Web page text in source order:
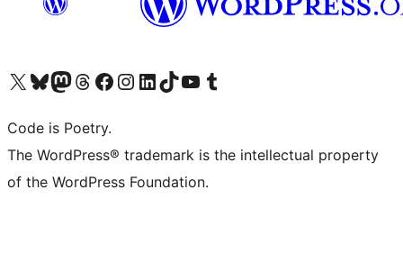
Navštivte náš účet na X (dříve Twitter)
Navštivte náš Bluesky účetNavštivte náš účet Mastodon
Navštivte náš Threads účetNavštivte naši stránku na Facebooku
Navštivte náš Instagram účetNavštivte náš LinkedIn účetNavštivte náš TikTok účetNavštivte náš YouTube kanálNavštivte náš Tumblr účet
Code is Poetry.
The WordPress® trademark is the intellectual property
of the WordPress Foundation.